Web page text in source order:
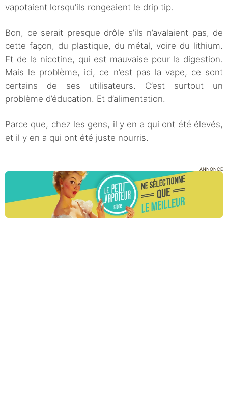
vapotaient lorsqu’ils rongeaient le drip tip.
Bon, ce serait presque drôle s’ils n’avalaient pas, de
cette façon, du plastique, du métal, voire du lithium.
Et de la nicotine, qui est mauvaise pour la digestion.
Mais le problème, ici, ce n’est pas la vape, ce sont
certains de ses utilisateurs. C’est surtout un
problème d’éducation. Et d’alimentation.
Parce que, chez les gens, il y en a qui ont été élevés,
et il y en a qui ont été juste nourris.
ANNONCE